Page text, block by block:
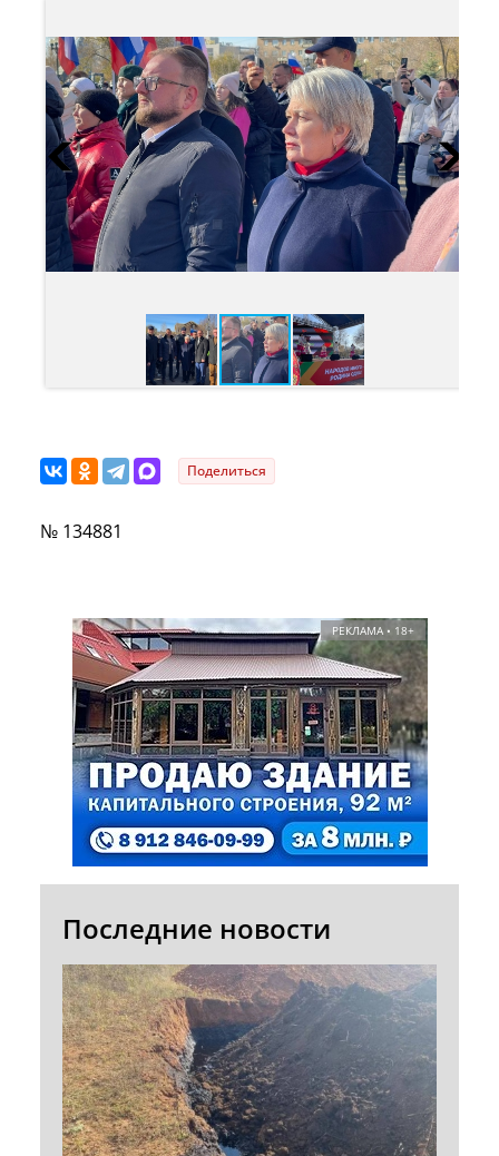
Поделиться
№ 134881
РЕКЛАМА • 18+
Последние новости